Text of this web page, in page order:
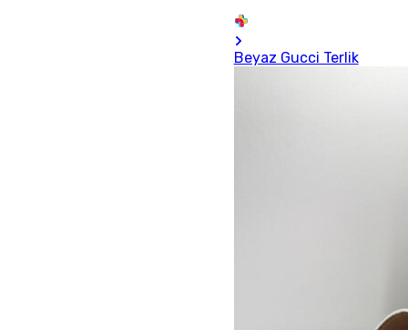
Beyaz Gucci Terlik